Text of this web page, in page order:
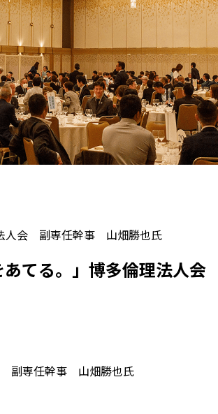
人会 副専任幹事 山畑勝也氏
あてる。」博多倫理法人
副専任幹事 山畑勝也氏